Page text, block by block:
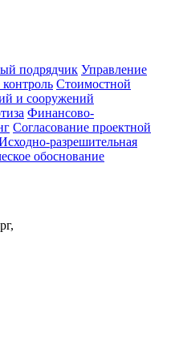
подрядчик Управление
Стоимостной
и сооружений
Финансово-
Согласование проектной
разрешительная
обоснование